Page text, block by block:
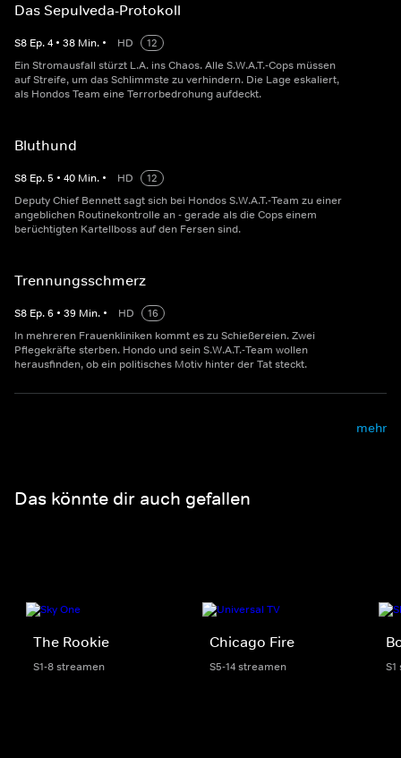
Das Sepulveda-Protokoll
S8 Ep.4 • 38 Min. • HD
12
Ein Stromausfall stürzt L.A. ins Chaos. Alle S.W.A.T.-Cops müssen
auf Streife, um das Schlimmste zu verhindern. Die Lage eskaliert,
als Hondos Team eine Terrorbedrohung aufdeckt.
Bluthund
S8 Ep.5 • 40 Min. • HD
12
Deputy Chief Bennett sagt sich bei Hondos S.W.A.T.-Team zu einer
angeblichen Routinekontrolle an - gerade als die Cops einem
berüchtigten Kartellboss auf den Fersen sind.
Trennungsschmerz
S8 Ep.6 • 39 Min. • HD
16
In mehreren Frauenkliniken kommt es zu Schießereien. Zwei
Pflegekräfte sterben. Hondo und sein S.W.A.T.-Team wollen
herausfinden, ob ein politisches Motiv hinter der Tat steckt.
mehr
Das könnte dir auch gefallen
The Rookie
S1-8 streamen
Chicago Fire
S5-14 streamen